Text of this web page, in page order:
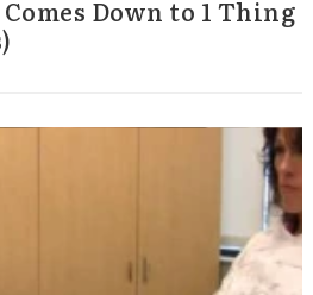
Down to 1 Thing